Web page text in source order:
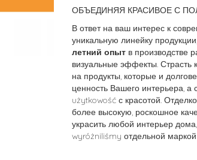
ОБЪЕДИНЯЯ КРАСИВОЕ С
В ответ на ваш интерес к
уникальную линейку
летний опыт в производстве
визуальные эффекты. Страсть
на продукты, которые и
ценность Вашего интерьера,
użytkowość с красотой.
более высокую, роскошное
украсить любой интерьер
wyróżniliśmy отдельной